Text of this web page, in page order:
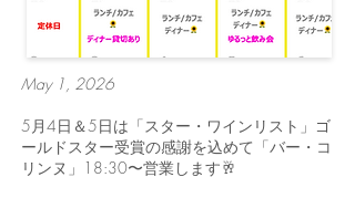
May 1, 2026
5月4日＆5日は「スター・ワインリスト」ゴ
ールドスター受賞の感謝を込めて「バー・コ
リンヌ」18:30〜営業します🥂